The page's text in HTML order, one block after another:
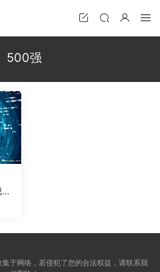
500强
于网络，若侵犯了您的合法权益，请联系我